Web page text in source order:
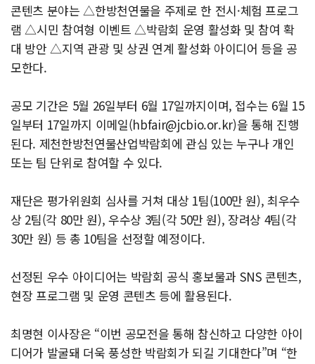
콘텐츠 분야는 △한방천연물을 주제로 한 전시·체험 프로그
램 △시민 참여형 이벤트 △박람회 운영 활성화 및 참여 확
대 방안 △지역 관광 및 상권 연계 활성화 아이디어 등을 공
모한다.
공모 기간은 5월 26일부터 6월 17일까지이며, 접수는 6월 15
일부터 17일까지 이메일(hbfair@jcbio.or.kr)을 통해 진행
된다. 제천한방천연물산업박람회에 관심 있는 누구나 개인
또는 팀 단위로 참여할 수 있다.
재단은 평가위원회 심사를 거쳐 대상 1팀(100만 원), 최우수
상 2팀(각 80만 원), 우수상 3팀(각 50만 원), 장려상 4팀(각
30만 원) 등 총 10팀을 선정할 예정이다.
선정된 우수 아이디어는 박람회 공식 홍보물과 SNS 콘텐츠,
현장 프로그램 및 운영 콘텐츠 등에 활용된다.
최명현 이사장은 “이번 공모전을 통해 참신하고 다양한 아이
디어가 발굴돼 더욱 풍성한 박람회가 되길 기대한다”며 “한